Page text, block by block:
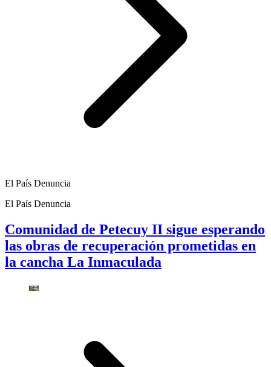
El País Denuncia
El País Denuncia
Comunidad de Petecuy II sigue esperando
las obras de recuperación prometidas en
la cancha La Inmaculada